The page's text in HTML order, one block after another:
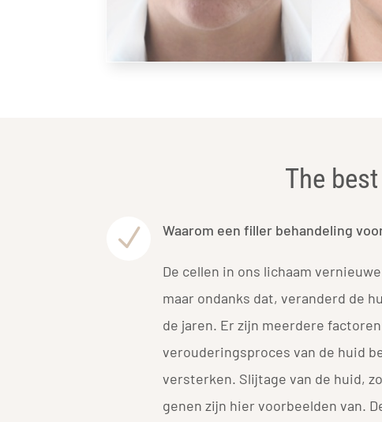
The
N
Waarom een filler behandeling
De cellen in ons lichaam
maar ondanks dat, veranderd de
de jaren. Er zijn meerdere
verouderingsproces van de huid
versterken. Slijtage van de huid,
genen zijn hier voorbeelden van.